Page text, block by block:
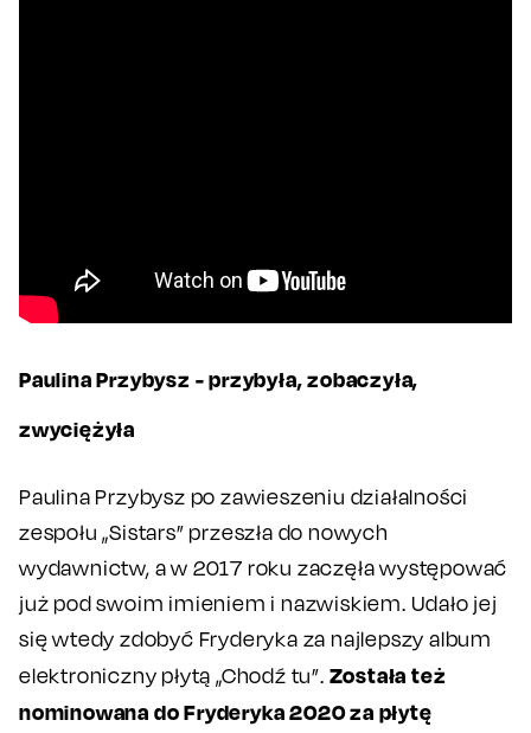
Paulina Przybysz - przybyła, zobaczyła,
zwyciężyła
Paulina Przybysz po zawieszeniu działalności
zespołu „Sistars” przeszła do nowych
wydawnictw, a w 2017 roku zaczęła występować
już pod swoim imieniem i nazwiskiem. Udało jej
się wtedy zdobyć Fryderyka za najlepszy album
elektroniczny płytą „Chodź tu”. Została też
nominowana do Fryderyka 2020 za płytę